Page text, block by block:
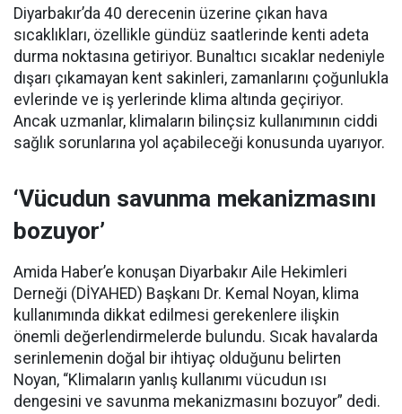
Diyarbakır’da 40 derecenin üzerine çıkan hava
sıcaklıkları, özellikle gündüz saatlerinde kenti adeta
durma noktasına getiriyor. Bunaltıcı sıcaklar nedeniyle
dışarı çıkamayan kent sakinleri, zamanlarını çoğunlukla
evlerinde ve iş yerlerinde klima altında geçiriyor.
Ancak uzmanlar, klimaların bilinçsiz kullanımının ciddi
sağlık sorunlarına yol açabileceği konusunda uyarıyor.
‘Vücudun savunma mekanizmasını
bozuyor’
Amida Haber’e konuşan Diyarbakır Aile Hekimleri
Derneği (DİYAHED) Başkanı Dr. Kemal Noyan, klima
kullanımında dikkat edilmesi gerekenlere ilişkin
önemli değerlendirmelerde bulundu. Sıcak havalarda
serinlemenin doğal bir ihtiyaç olduğunu belirten
Noyan, “Klimaların yanlış kullanımı vücudun ısı
dengesini ve savunma mekanizmasını bozuyor” dedi.